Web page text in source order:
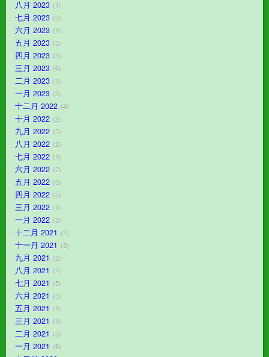
八月 2023 1
七月 2023 3
六月 2023 1
五月 2023 3
四月 2023 3
三月 2023 6
二月 2023 1
一月 2023 3
十二月 2022 4
十月 2022 2
九月 2022 5
八月 2022 2
七月 2022 1
六月 2022 2
五月 2022 3
四月 2022 5
三月 2022 1
一月 2022 3
十二月 2021 2
十一月 2021 3
九月 2021 2
八月 2021 2
七月 2021 5
六月 2021 3
五月 2021 1
三月 2021 1
二月 2021 3
一月 2021 6